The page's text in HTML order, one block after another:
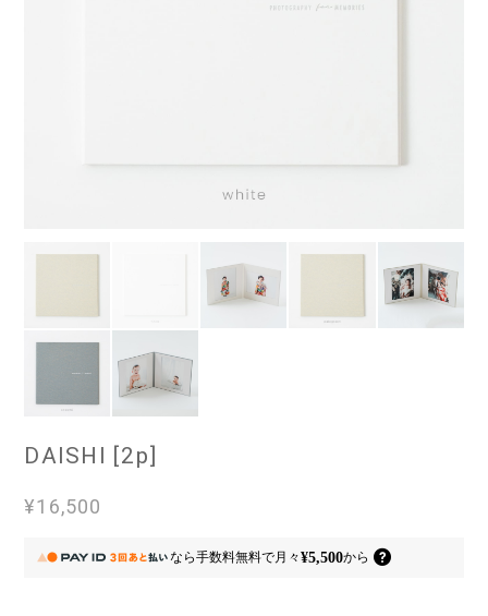
DAISHI [2p]
¥16,500
なら手数料無料で月々¥5,500から